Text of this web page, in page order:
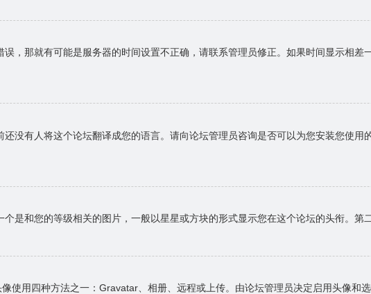
，那就有可能是服务器的时间设置不正确，请联系管理员修正。如果时间显示相
没有人将这个论坛翻译成您的语言。请向论坛管理员咨询是否可以为您安装您使
是和您的等级相关的图片，一般以星星或方块的形式显示您在这个论坛的头衔。第
使用四种方法之一：Gravatar、相册、远程或上传。由论坛管理员决定启用头像和